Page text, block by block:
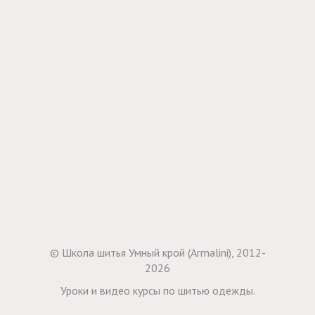
© Школа шитья Умный крой (Armalini), 2012-
2026
Уроки и видео курсы по шитью одежды.